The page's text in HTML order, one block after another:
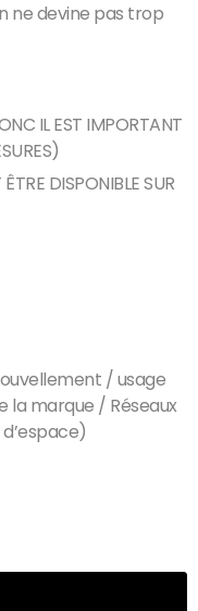
ne devine pas trop
IL EST IMPORTANT
DISPONIBLE SUR
/ usage
la marque / Réseaux